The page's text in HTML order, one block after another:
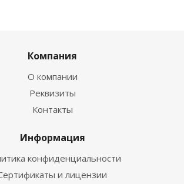
Компания
О компании
Реквизиты
Контакты
Информация
конфиденциальности
и лицензии